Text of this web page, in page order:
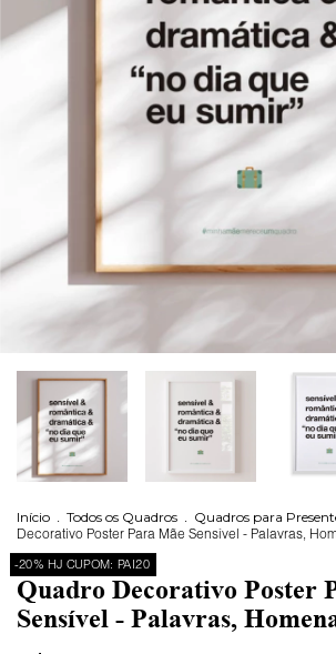
Início . Todos os Quadros . Quadros para
Decorativo Poster Para Mãe Sensível - Palavras,
-20% HJ CUPOM: PAI20
Quadro Decorativo Poster
Sensível - Palavras,